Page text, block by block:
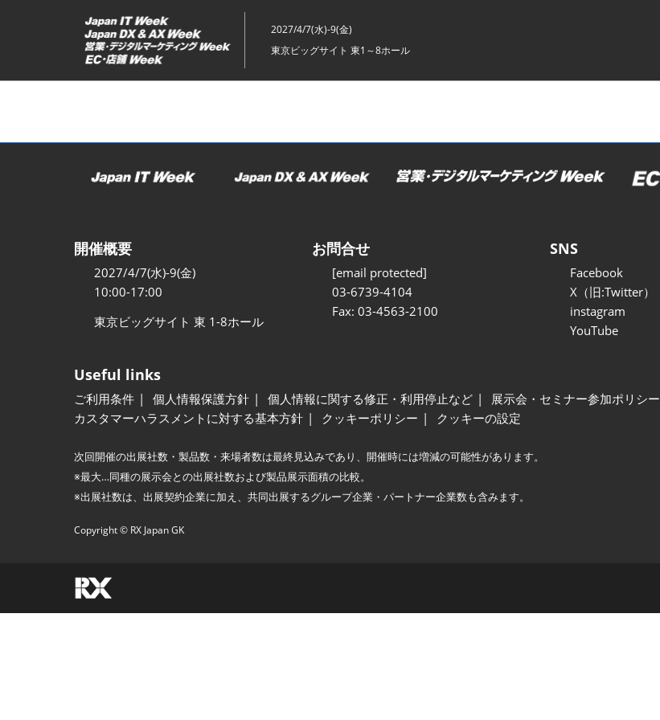
ッ
2027/4/7(水)-9(金)
東京ビッグサイト 東1～8ホール
開催概要
2027/4/7(水)-9(金)
10:00-17:00
東京ビッグサイト 東 1-8ホール
お問合せ
[email protected]
03-6739-4104
Fax: 03-4563-2100
SNS
Facebook
X（旧:Twitter）
instagram
YouTube
Useful links
ご利用条件 個人情報保護方針 個人情報に関する修正・利用停止など 展示会・セミナー参加ポリシー
カスタマーハラスメントに対する基本方針
クッキーポリシー クッキーの設定
次回開催の出展社数・製品数・来場者数は最終見込みであり、開催時には増減の可能性があります。
※最大…同種の展示会との出展社数および製品展示面積の比較。
※出展社数は、出展契約企業に加え、共同出展するグループ企業・パートナー企業数も含みます。
Copyright © RX Japan GK